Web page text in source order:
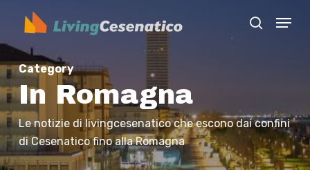
main
content
search
Menu
Category
In Romagna
Le notizie di livingcesenatico che escono dai confini
di Cesenatico fino alla Romagna